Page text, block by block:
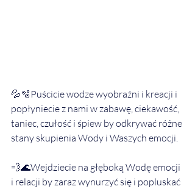
💦🫧Puścicie wodze wyobraźni i kreacji i
popłyniecie z nami w zabawę, ciekawość,
taniec, czułość i śpiew by odkrywać różne
stany skupienia Wody i Waszych emocji.
💨🌊Wejdziecie na głęboką Wodę emocji
i relacji by zaraz wynurzyć się i popluskać